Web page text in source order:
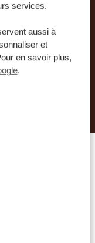
services.
aussi à
et
en savoir plus,
.
acceptez que
à